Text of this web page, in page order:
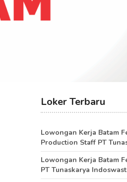
Loker Terbaru
Lowongan Kerja Batam
Production Staff PT
Lowongan Kerja Batam
PT Tunaskarya